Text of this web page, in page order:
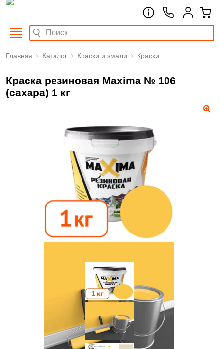
Главная Каталог Краски и эмали Краски
Краска резиновая Maxima № 106
(сахара) 1 кг